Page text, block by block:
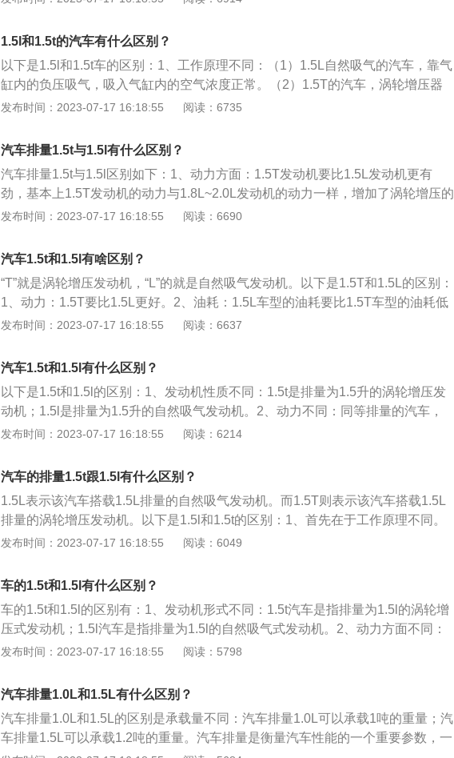
用不同：1.6T保养费用较高。1.6L和1.6T的区别在于1.6T的带有涡轮增压器，比
对起来是1.6T的油耗低、动力足，保养费相对来说高一些。
1.5l和1.5t的汽车有什么区别？
以下是1.5l和1.5t车的区别：1、工作原理不同：（1）1.5L自然吸气的汽车，靠气
缸内的负压吸气，吸入气缸内的空气浓度正常。（2）1.5T的汽车，涡轮增压器
的动能来自于汽车的废气，所以涡轮也被称为废气涡轮，发动机排出的废气会冲
燃烧更加充分，动力更强。2、油耗不同：（1）1.5T的油耗量更高，涡轮增压压
缩更多空气进气缸，而发动机电喷系统会根据进气量来改变喷油量，进气量增加
喷油量也会增加。（2）1.5L的油耗更低。3、价格不同：因为1.5T的汽车发动机
多一个涡轮增压器，所以1.5T的汽车价格更高。4、发展成熟度不同：自吸发动
机是最早出现的发动机，而涡轮增压是在自吸发动机的基础上添加一个涡轮增压
发布时间：2023-07-17 16:18:55 阅读：6735
汽车排量1.5t与1.5l有什么区别？
汽车排量1.5t与1.5l区别如下：1、动力方面：1.5T发动机要比1.5L发动机更有
劲，基本上1.5T发动机的动力与1.8L~2.0L发动机的动力一样，增加了涡轮增压的
发动机，动力可以提升40%左右。2、油耗方面：1.5L发动机要比1.5T发动机更省
命方面：1.5L发动机要比1.5T发动机的寿命更长，自然吸气发动机只要按时保
养，不激烈驾驶，没有人为损坏，可以一直开到报废，可以参考路上的出租车。
4、后期保养成本方面：1.5L发动机要比1.5T发动机更省钱，不论是汽油方面还是
机油方面等，涡轮增压发动机对其要求都会更高。
发布时间：2023-07-17 16:18:55 阅读：6690
汽车1.5t和1.5l有啥区别？
“T”就是涡轮增压发动机，“L”的就是自然吸气发动机。以下是1.5T和1.5L的区别：
1、动力：1.5T要比1.5L更好。2、油耗：1.5L车型的油耗要比1.5T车型的油耗低
一些。3、可靠性：带“L”的发动机可靠性会更高。4、维修保养费用：1.5L发动机
发布时间：2023-07-17 16:18:55 阅读：6637
汽车1.5t和1.5l有什么区别？
以下是1.5t和1.5l的区别：1、发动机性质不同：1.5t是排量为1.5升的涡轮增压发
动机；1.5l是排量为1.5升的自然吸气发动机。2、动力不同：同等排量的汽车，
涡轮增压发动机的动力是普通自然吸气发动机的1.3倍。3、工作原理不同：1.5t
烧更加充分，达到减少油量损耗、加大车辆马力的目的；1.5L的自然吸气发动机
主要是靠活塞向下工作带动做功，动力输出平顺性，响应直接。
发布时间：2023-07-17 16:18:55 阅读：6214
汽车的排量1.5t跟1.5l有什么区别？
1.5L表示该汽车搭载1.5L排量的自然吸气发动机。而1.5T则表示该汽车搭载1.5L
排量的涡轮增压发动机。以下是1.5l和1.5t的区别：1、首先在于工作原理不同。
1.5T是指带有涡轮增压的发动机，而1.5L是自然吸气发动机。前者是靠发动机产
分燃烧，从而达到降低耗油量，加大马力的作用。而1.5L是指发动机是自然吸气
的机型，汽车搭载1.5L排量的自然吸气发动机。发动机整个吸气的过程都是靠活
塞向下工作的时候的负压带动发动机吸气。2、马力和耗油量不同。1.5T发动机
的汽车可以加大原来发动机的百分之40的马力甚至还要高。所以1.5T发动机的汽
车马力会更大，功率就也会更大，所以说耗油会大一点。1.5L发动机的汽车在马
同。因为带L的发动机，也就是自然吸气发动机，有较长的使用历史，所以在发
展上有非常大的成绩，可靠性和实用性会更加好一点。这就是他们各自的优点。
4、价格不同。带L的发动机在价格上会便宜点，而带T的发动机的汽车会贵一
发布时间：2023-07-17 16:18:55 阅读：6049
车的1.5t和1.5l有什么区别？
车的1.5t和1.5l的区别有：1、发动机形式不同：1.5t汽车是指排量为1.5l的涡轮增
压式发动机；1.5l汽车是指排量为1.5l的自然吸气式发动机。2、动力方面不同：
1.5t汽车可以产生150ps以上的动力；1.5l汽车发动机动力在110到130ps之间。发
定期清理水箱水垢；4、定期清理发动机积碳；5、定期更换汽车三滤；6、保持
合理转速。
发布时间：2023-07-17 16:18:55 阅读：5798
汽车排量1.0L和1.5L有什么区别？
汽车排量1.0L和1.5L的区别是承载量不同：汽车排量1.0L可以承载1吨的重量；汽
车排量1.5L可以承载1.2吨的重量。汽车排量是衡量汽车性能的一个重要参数，一